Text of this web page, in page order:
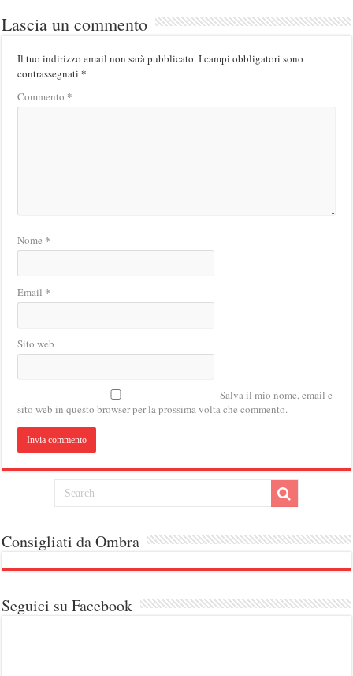
Lascia un commento
Il tuo indirizzo email non sarà pubblicato.I campi obbligatori sono
contrassegnati*
Commento *
Nome *
Email *
Sito web
Salva il mio nome, email e
sito web in questo browser per la prossima volta che commento.
Consigliati da Ombra
Seguici su Facebook